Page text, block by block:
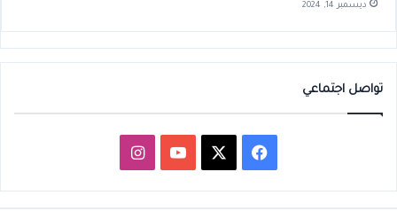
ديسمبر 14, 2024
تواصل اجتماعي
فيسبوك ‫YouTubeانستقرام